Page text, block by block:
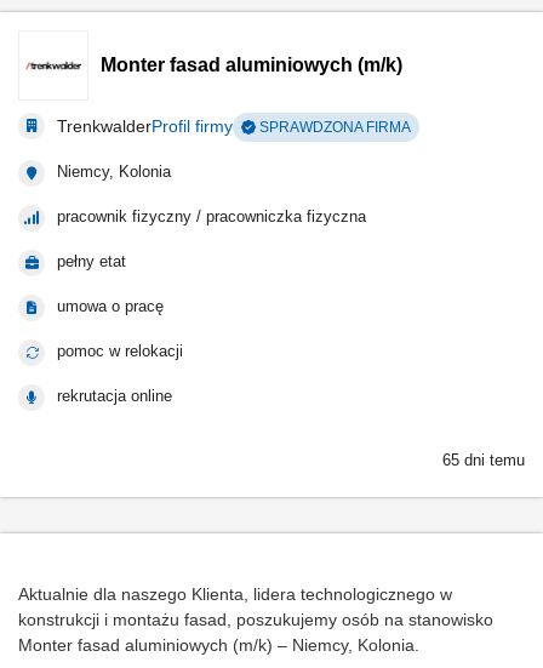
Monter fasad aluminiowych (m/k)
TrenkwalderProfil firmy SPRAWDZONA FIRMA
Niemcy, Kolonia
pracownik fizyczny / pracowniczka fizyczna
pełny etat
umowa o pracę
pomoc w relokacji
rekrutacja online
65 dni temu
Aktualnie dla naszego Klienta, lidera technologicznego w
konstrukcji i montażu fasad, poszukujemy osób na stanowisko
Monter fasad aluminiowych (m/k) – Niemcy, Kolonia.